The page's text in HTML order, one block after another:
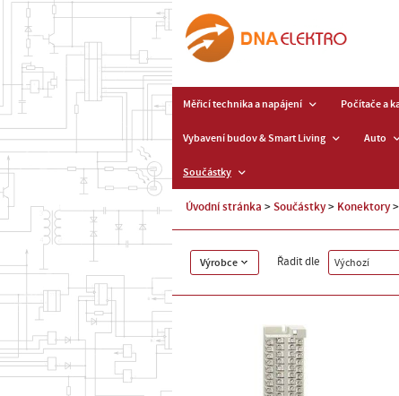
Měřicí technika a napájení Počítače a
Vybavení budov & Smart Living Auto
Součástky
Úvodní stránka Součástky Konektory
Výrobce Řadit dle Výchozí